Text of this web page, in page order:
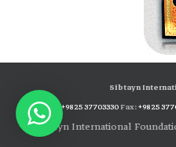
Sibtayn
Tel:
+98 25 37703330Fax:+98 25